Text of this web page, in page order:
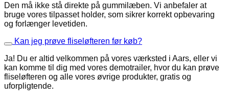
Den må ikke stå direkte på gummilæben. Vi anbefaler at
bruge vores tilpasset holder, som sikrer korrekt opbevaring
og forlænger levetiden.
Kan jeg prøve fliseløfteren før køb?
Ja! Du er altid velkommen på vores værksted i Aars, eller vi
kan komme til dig med vores demotrailer, hvor du kan prøve
fliseløfteren og alle vores øvrige produkter, gratis og
uforpligtende.